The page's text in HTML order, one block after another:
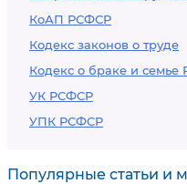
КоАП РСФСР
Кодекс законов о труде
Кодекс о браке и семье
УК РСФСР
УПК РСФСР
Популярные статьи и